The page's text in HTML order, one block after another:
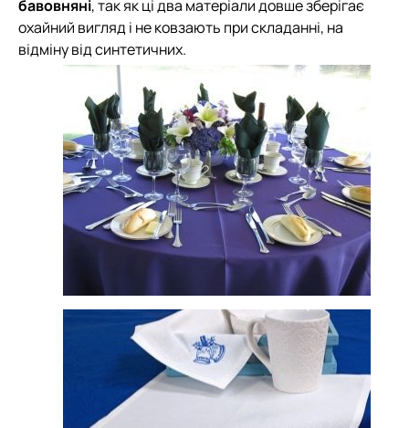
бавовняні, так як ці два матеріали довше зберігає
охайний вигляд і не ковзають при складанні, на
відміну від синтетичних.